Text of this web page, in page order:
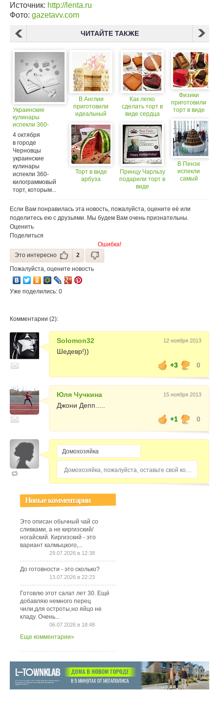
Источник: http://lenta.ru
Фото: gazetavv.com
ЧИТАЙТЕ ТАКЖЕ
Украинские
кулинары
испекли 360-
килограммовый
4 октября
в городе
Черновцы
украинские
кулинары
испекли 360-
килограммовый
торт, которым...
В Англии
приготовили
идеальный
Торт в виде
арбуза
Как легко
сделать торт в
виде сердца
Принцу Чарльзу
подарили торт в
виде
Физики
приготовили
торт в виде
адронного
коллайдера
В Пензе
испекли
самый
Если Вам понравилась эта новость, пожалуйста, оцените её или
поделитесь ею с друзьями. Мы будем Вам очень признательны.
Оценить
Поделиться
Ошибка!
Это интересно
2
Пожалуйста, оцените новость
Уже поделились: 0
Комментарии (2):
Solomon32 12 ноября 2013
Шедевр!))
+3
0
Юля Чучкина 15 ноября 2013
Джони Депп.....
+1
0
Домохозяйка, пожалуйста, оставьте свой комментарий...
Новые комментарии
Это описан обычный чай со
сливками, а не киргизский/
ногайский. Киргизский - это
вариант калмыцкого,...
29.07.2026 в 12:38
До готовности - это сколько?
13.07.2026 в 22:23
Готовлю этот салат лет 30. Ещё
добавляю немного перец
чили,для остроты,но яйцо не
кладу. Очень...
06.07.2026 в 18:48
Еще комментарии»